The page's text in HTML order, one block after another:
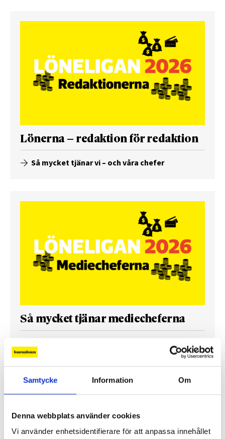
Samtycke Information Om
Denna webbplats använder cookies
Vi använder enhetsidentifierare för att anpassa innehållet
Lönerna – redaktion för redaktion
Så mycket tjänar vi – och våra chefer
Så mycket tjänar mediecheferna